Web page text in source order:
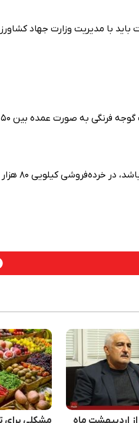
باید با مدیریت وزارت جهاد